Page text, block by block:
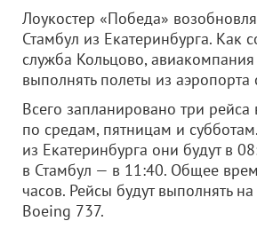
Лоукостер «Победа»
Стамбул из Екатеринбурга. Как
служба Кольцово, авиакомпания
выполнять полеты из аэропорта
Всего запланировано три
по средам, пятницам и
из Екатеринбурга они будут в
в Стамбул — в 11:40. Общее
часов. Рейсы будут выполнять
Boeing 737.